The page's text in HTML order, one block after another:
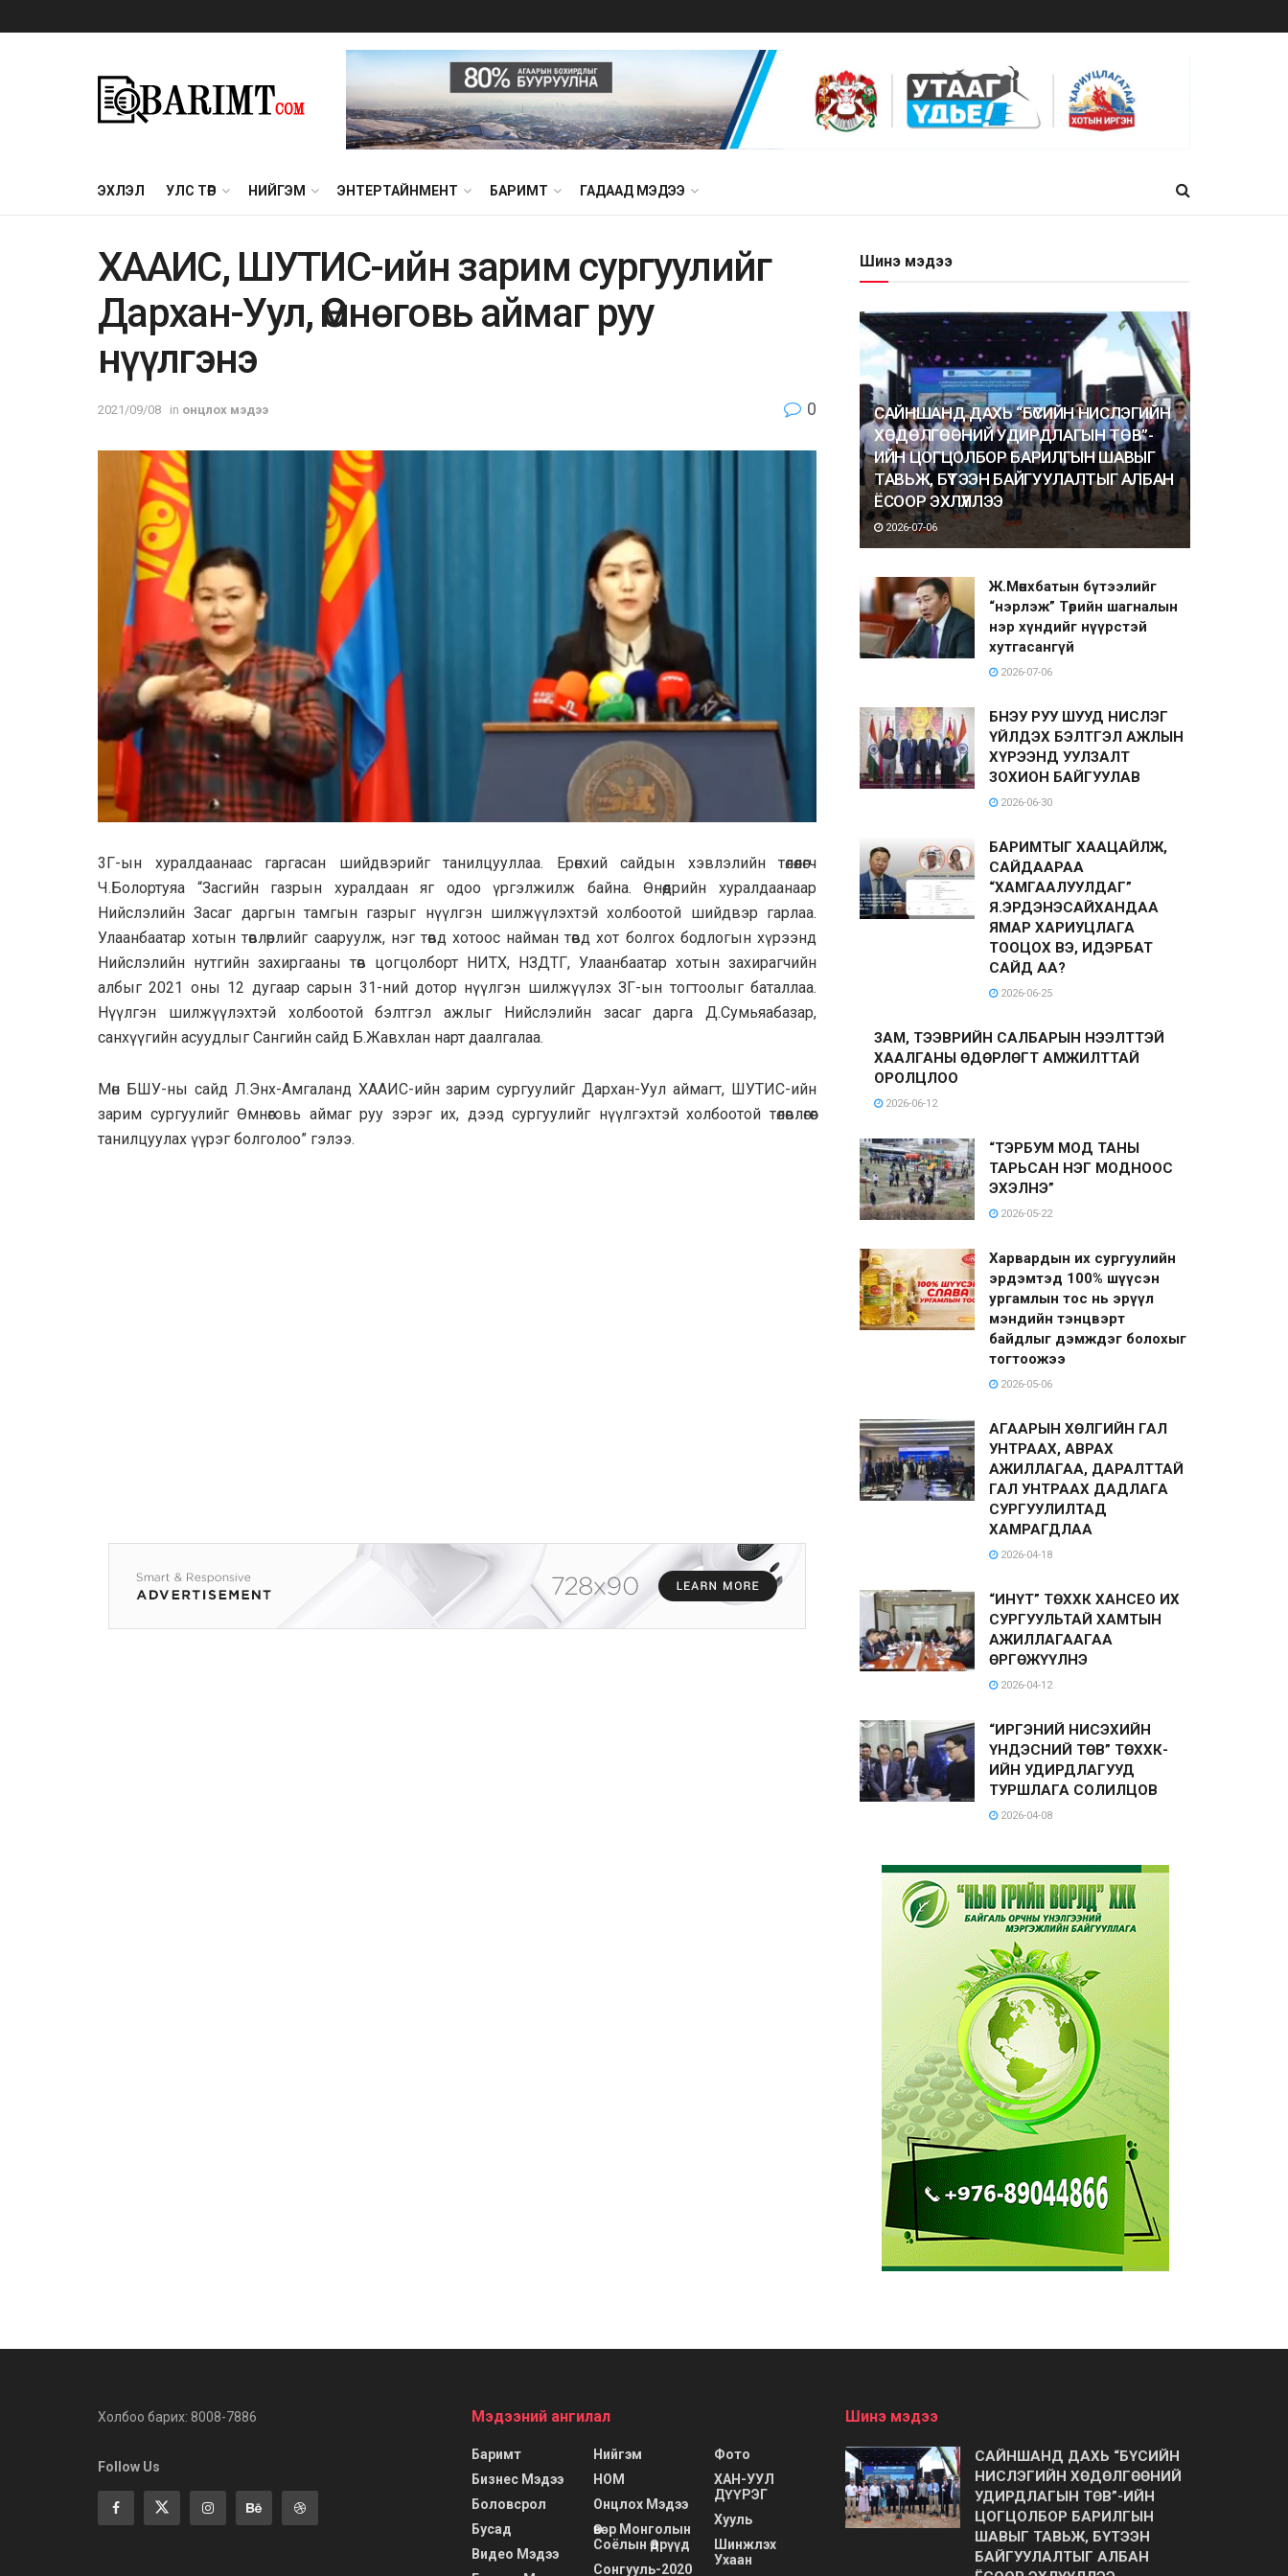
ЭХЛЭЛ УЛС ТӨР НИЙГЭМ ЭНТЕРТАЙНМЕНТ БАРИМТ ГАДААД МЭДЭЭ
ХААИС, ШУТИС-ийн зарим сургуулийг
Дархан-Уул, Өмнөговь аймаг руу
нүүлгэнэ
2021/09/08 in онцлох мэдээ 0
3Г-ын хуралдаанаас гаргасан шийдвэрийг танилцууллаа. Ерөнхий сайдын хэвлэлийн төлөөлөгч
Ч.Болортуяа “Засгийн газрын хуралдаан яг одоо үргэлжилж байна. Өнөөдрийн хуралдаанаар
Нийслэлийн Засаг даргын тамгын газрыг нүүлгэн шилжүүлэхтэй холбоотой шийдвэр гарлаа.
Улаанбаатар хотын төвлөрлийг сааруулж, нэг төвд хотоос найман төвд хот болгох бодлогын хүрээнд
Нийслэлийн нутгийн захиргааны төв цогцолборт НИТХ, НЗДТГ, Улаанбаатар хотын захирагчийн
албыг 2021 оны 12 дугаар сарын 31-ний дотор нүүлгэн шилжүүлэх ЗГ-ын тогтоолыг баталлаа.
Нүүлгэн шилжүүлэхтэй холбоотой бэлтгэл ажлыг Нийслэлийн засаг дарга Д.Сумьяабазар,
санхүүгийн асуудлыг Сангийн сайд Б.Жавхлан нарт даалгалаа.
Мөн БШУ-ны сайд Л.Энх-Амгаланд ХААИС-ийн зарим сургуулийг Дархан-Уул аймагт, ШУТИС-ийн
зарим сургуулийг Өмнөговь аймаг руу зэрэг их, дээд сургуулийг нүүлгэхтэй холбоотой төлөвлөгөөг
танилцуулах үүрэг болголоо” гэлээ.
Шинэ мэдээ
САЙНШАНД ДАХЬ “БҮСИЙН НИСЛЭГИЙН
ХӨДӨЛГӨӨНИЙ УДИРДЛАГЫН ТӨВ”-
ИЙН ЦОГЦОЛБОР БАРИЛГЫН ШАВЫГ
ТАВЬЖ, БҮТЭЭН БАЙГУУЛАЛТЫГ АЛБАН
ЁСООР ЭХЛҮҮЛЛЭЭ
2026-07-06
Ж.Мөнхбатын бүтээлийг
“нэрлэж” Төрийн шагналын
нэр хүндийг нүүрстэй
хутгасангүй
2026-07-06
БНЭУ РУУ ШУУД НИСЛЭГ
ҮЙЛДЭХ БЭЛТГЭЛ АЖЛЫН
ХҮРЭЭНД УУЛЗАЛТ
ЗОХИОН БАЙГУУЛАВ
2026-06-30
БАРИМТЫГ ХААЦАЙЛЖ,
САЙДААРАА
“ХАМГААЛУУЛДАГ”
Я.ЭРДЭНЭСАЙХАНДАА
ЯМАР ХАРИУЦЛАГА
ТООЦОХ ВЭ, ИДЭРБАТ
САЙД АА?
2026-06-25
ЗАМ, ТЭЭВРИЙН САЛБАРЫН НЭЭЛТТЭЙ
ХААЛГАНЫ ӨДӨРЛӨГТ АМЖИЛТТАЙ
ОРОЛЦЛОО
2026-06-12
“ТЭРБУМ МОД ТАНЫ
ТАРЬСАН НЭГ МОДНООС
ЭХЭЛНЭ”
2026-05-22
Харвардын их сургуулийн
эрдэмтэд 100% шүүсэн
ургамлын тос нь эрүүл
мэндийн тэнцвэрт
байдлыг дэмждэг болохыг
тогтоожээ
2026-05-06
АГААРЫН ХӨЛГИЙН ГАЛ
УНТРААХ, АВРАХ
АЖИЛЛАГАА, ДАРАЛТТАЙ
ГАЛ УНТРААХ ДАДЛАГА
СУРГУУЛИЛТАД
ХАМРАГДЛАА
2026-04-18
“ИНҮТ” ТӨХХК ХАНСЕО ИХ
СУРГУУЛЬТАЙ ХАМТЫН
АЖИЛЛАГААГАА
ӨРГӨЖҮҮЛНЭ
2026-04-12
“ИРГЭНИЙ НИСЭХИЙН
ҮНДЭСНИЙ ТӨВ” ТӨХХК-
ИЙН УДИРДЛАГУУД
ТУРШЛАГА СОЛИЛЦОВ
2026-04-08
Холбоо барих: 8008-7886
Follow Us
Мэдээний ангилал
Баримт
Бизнес Мэдээ
Боловсрол
Бусад
Видео Мэдээ
Нийгэм
НОМ
Онцлох Мэдээ
Өвөр Монголын
Соёлын Өдрүүд
Сонгууль-2020
Фото
ХАН-УУЛ
ДҮҮРЭГ
Хууль
Шинжлэх
Ухаан
Шинэ мэдээ
САЙНШАНД ДАХЬ “БҮСИЙН
НИСЛЭГИЙН ХӨДӨЛГӨӨНИЙ
УДИРДЛАГЫН ТӨВ”-ИЙН
ЦОГЦОЛБОР БАРИЛГЫН
ШАВЫГ ТАВЬЖ, БҮТЭЭН
БАЙГУУЛАЛТЫГ АЛБАН